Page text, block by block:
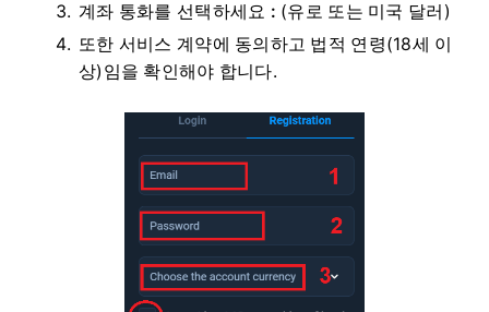
계좌 통화를 선택하세요 : (유로 또는 미국 달러)
또한 서비스 계약에 동의하고 법적 연령(18세 이
상)임을 확인해야 합니다.